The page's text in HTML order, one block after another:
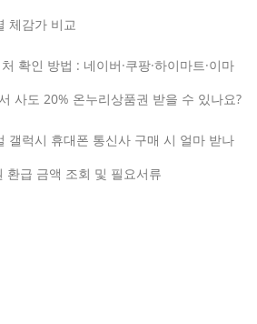
체감가 비교
확인 방법 : 네이버·쿠팡·하이마트·이마
사도 20% 온누리상품권 받을 수 있나요?
갤럭시 휴대폰 통신사 구매 시 얼마 받나
환급 금액 조회 및 필요서류